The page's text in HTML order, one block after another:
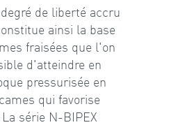
de liberté accru
ainsi la base
fraisées que l'on
d'atteindre en
pressurisée en
qui favorise
série N-BIPEX